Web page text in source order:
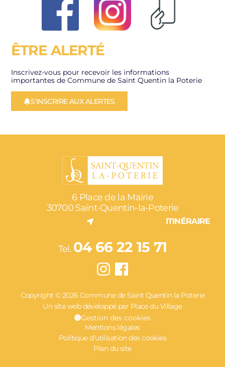
ÊTRE ALERTÉ
Inscrivez-vous pour recevoir les informations
importantes de Commune de Saint Quentin la Poterie
S'INSCRIRE AUX ALERTES
6 Place de la Mairie
30700 Saint-Quentin-la-Poterie
ITINÉRAIRE
Tel. 04 66 22 15 71
Copyright © 2026 Commune de Saint Quentin la Poterie
Un site web développé par Place du Village
Gestion des cookies
Mentions légales
Politique d’utilisation des cookies
Plan du site